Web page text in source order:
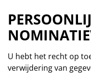
U hebt het recht op
verwijdering van